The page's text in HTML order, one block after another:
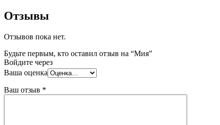
Отзывы
Отзывов пока нет.
Будьте первым, кто оставил отзыв на “Мия”
Войдите через
Ваша оценка
Ваш отзыв *